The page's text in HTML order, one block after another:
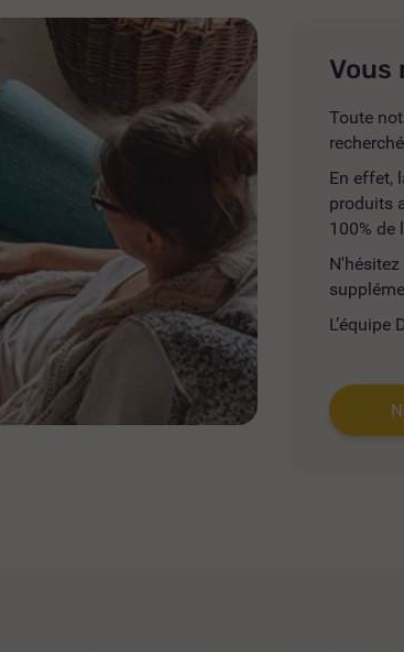
Vous
Toute
En effet,
produits
100% de
L’équipe